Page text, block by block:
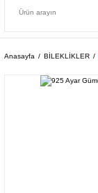
Anasayfa BİLEKLİKLER